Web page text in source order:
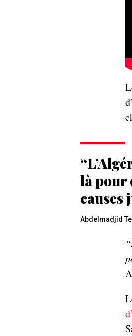
là pour
causes
Abdelmadjid